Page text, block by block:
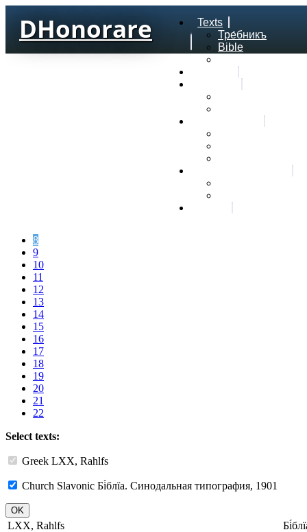
DHonorare
Texts
Тре́бникъ
Bible
8
9
10
11
12
13
14
15
16
17
18
19
20
21
22
Select texts:
Greek LXX, Rahlfs
Church Slavonic Бі́блїа. Синодальная типография, 1901
LXX, Rahlfs